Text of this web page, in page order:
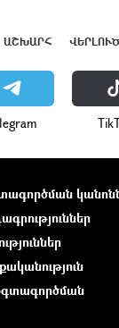
ԱՇԽԱՐՀ